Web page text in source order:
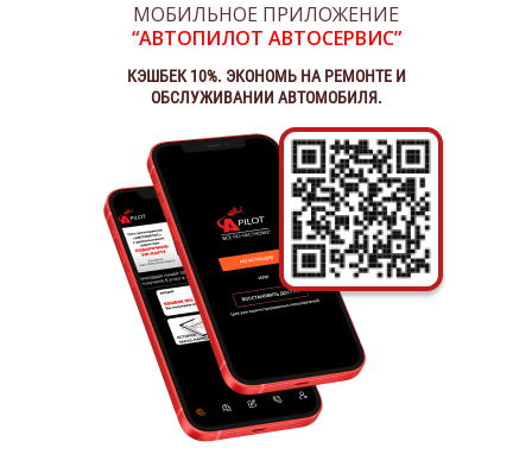
МОБИЛЬНОЕ ПРИЛОЖЕНИЕ
“АВТОПИЛОТ АВТОСЕРВИС”
КЭШБЕК 10%. ЭКОНОМЬ НА РЕМОНТЕ И
ОБСЛУЖИВАНИИ АВТОМОБИЛЯ.